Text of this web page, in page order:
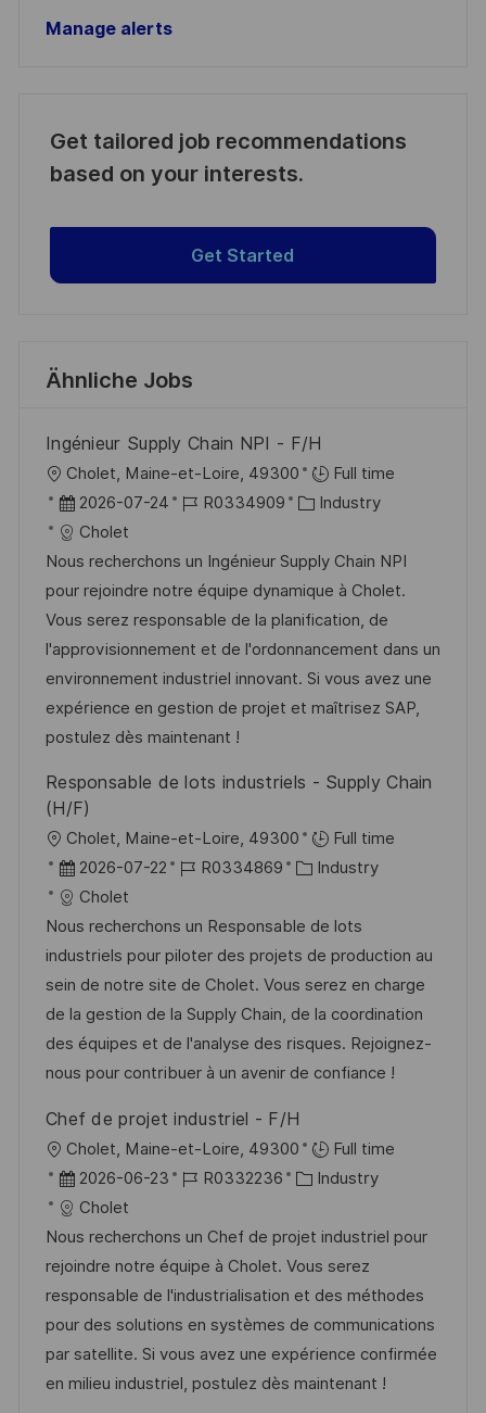
Manage alerts
Get tailored job recommendations
based on your interests.
Get Started
Ähnliche Jobs
Ingénieur Supply Chain NPI - F/H
O
r
t
Cholet, Maine-et-Loire, 49300
Full time
D
a
t
u
m
d
e
r
V
r
f
e
u
n
g
2026-07-24
J
b
-
I
D
R0334909
K
t
e
g
o
r
i
Industry
Cholet
Nous recherchons un Ingénieur Supply Chain NPI
pour rejoindre notre équipe dynamique à Cholet.
Vous serez responsable de la planification, de
l'approvisionnement et de l'ordonnancement dans un
environnement industriel innovant. Si vous avez une
expérience en gestion de projet et maîtrisez SAP,
postulez dès maintenant !
Responsable de lots industriels - Supply Chain
(H/F)
O
r
t
Cholet, Maine-et-Loire, 49300
Full time
D
a
t
u
m
d
e
r
e
r
ö
f
f
e
n
t
l
i
2026-07-22
J
b
-
I
D
R0334869
K
t
e
g
o
r
i
Industry
Cholet
Nous recherchons un Responsable de lots
industriels pour piloter des projets de production au
sein de notre site de Cholet. Vous serez en charge
de la gestion de la Supply Chain, de la coordination
des équipes et de l'analyse des risques. Rejoignez-
nous pour contribuer à un avenir de confiance !
Chef de projet industriel - F/H
O
r
t
Cholet, Maine-et-Loire, 49300
Full time
D
a
t
u
m
d
e
r
2026-06-23
J
b
-
I
D
R0332236
K
t
e
g
o
r
i
Industry
Cholet
Nous recherchons un Chef de projet industriel pour
rejoindre notre équipe à Cholet. Vous serez
responsable de l'industrialisation et des méthodes
pour des solutions en systèmes de communications
par satellite. Si vous avez une expérience confirmée
en milieu industriel, postulez dès maintenant !